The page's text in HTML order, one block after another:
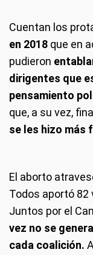
Cuentan los
en 2018 que en
pudieron
dirigentes que
pensamiento
que, a su vez,
se les hizo más
El aborto
Todos aportó 82
Juntos por el
vez no se
cada coalición.